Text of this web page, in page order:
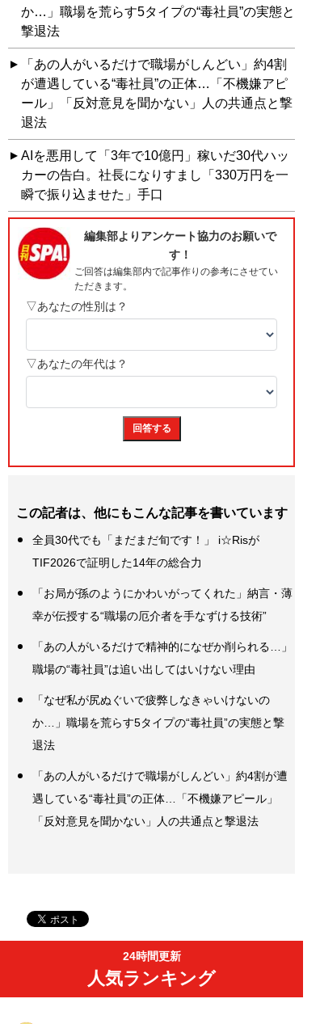
か…」職場を荒らす5タイプの“毒社員”の実態と
撃退法
「あの人がいるだけで職場がしんどい」約4割
が遭遇している“毒社員”の正体…「不機嫌アピ
ール」「反対意見を聞かない」人の共通点と撃
退法
AIを悪用して「3年で10億円」稼いだ30代ハッ
カーの告白。社長になりすまし「330万円を一
瞬で振り込ませた」手口
この記者は、他にもこんな記事を書いています
全員30代でも「まだまだ旬です！」 i☆Risが
TIF2026で証明した14年の総合力
「お局が孫のようにかわいがってくれた」納言・薄
幸が伝授する“職場の厄介者を手なずける技術”
「あの人がいるだけで精神的になぜか削られる…」
職場の“毒社員”は追い出してはいけない理由
「なぜ私が尻ぬぐいで疲弊しなきゃいけないの
か…」職場を荒らす5タイプの“毒社員”の実態と撃
退法
「あの人がいるだけで職場がしんどい」約4割が遭
遇している“毒社員”の正体…「不機嫌アピール」
「反対意見を聞かない」人の共通点と撃退法
24時間更新
人気ランキング